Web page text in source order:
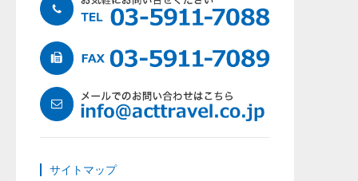
サイトマップ